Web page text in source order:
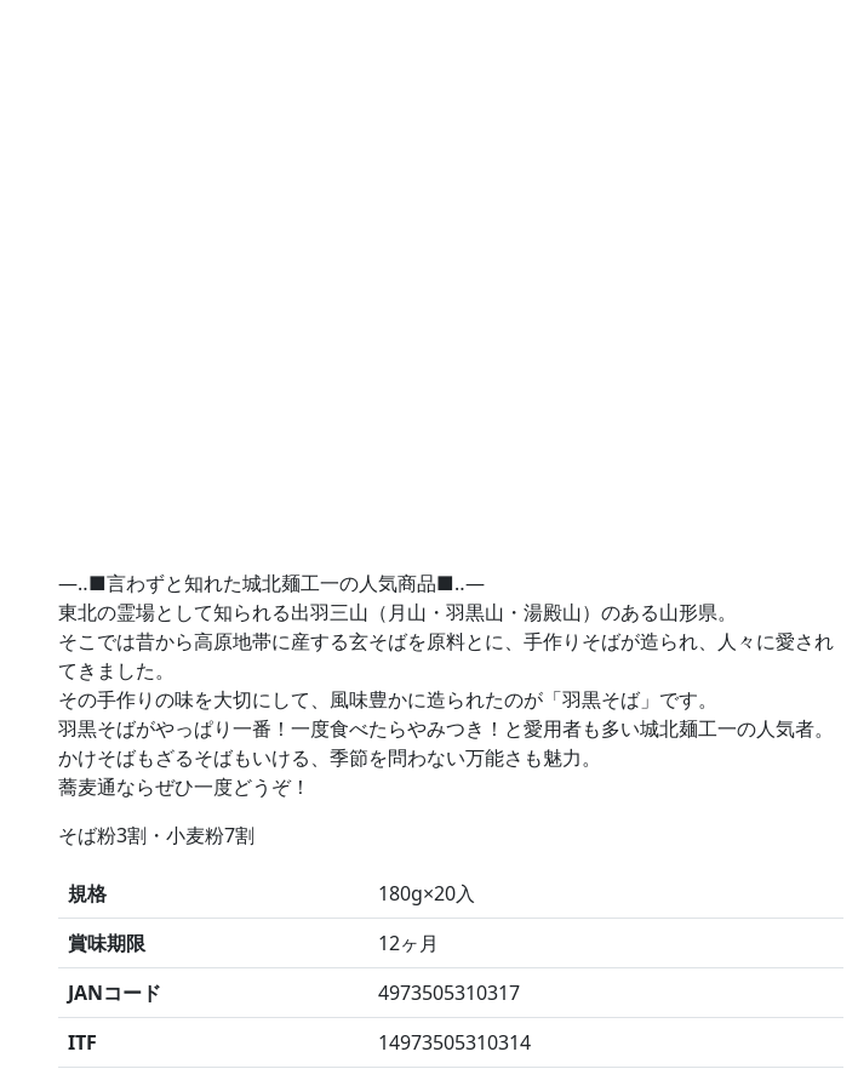
—‥■言わずと知れた城北麺工一の人気商品■‥—
東北の霊場として知られる出羽三山（月山・羽黒山・湯殿山）のある山形県。
そこでは昔から高原地帯に産する玄そばを原料とに、手作りそばが造られ、人々に愛され
てきました。
その手作りの味を大切にして、風味豊かに造られたのが「羽黒そば」です。
羽黒そばがやっぱり一番！一度食べたらやみつき！と愛用者も多い城北麺工一の人気者。
かけそばもざるそばもいける、季節を問わない万能さも魅力。
蕎麦通ならぜひ一度どうぞ！
そば粉3割・小麦粉7割
規格
180g×20入
賞味期限
12ヶ月
JANコード
4973505310317
ITF
14973505310314